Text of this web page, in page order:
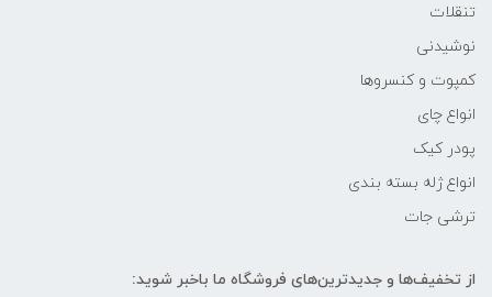
تنقلات
نوشیدنی
کمپوت و کنسروها
انواع چای
پودر کیک
انواع ژله بسته بندی
ترشی جات
از تخفیف‌ها و جدیدترین‌های فروشگاه ما باخبر شوید: